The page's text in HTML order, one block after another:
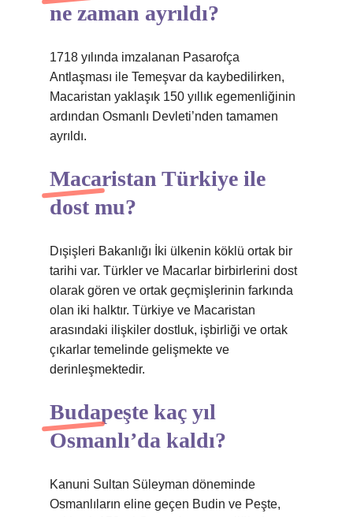
ne zaman ayrıldı?
1718 yılında imzalanan Pasarofça
Antlaşması ile Temeşvar da kaybedilirken,
Macaristan yaklaşık 150 yıllık egemenliğinin
ardından Osmanlı Devleti’nden tamamen
ayrıldı.
Macaristan Türkiye ile
dost mu?
Dışişleri Bakanlığı İki ülkenin köklü ortak bir
tarihi var. Türkler ve Macarlar birbirlerini dost
olarak gören ve ortak geçmişlerinin farkında
olan iki halktır. Türkiye ve Macaristan
arasındaki ilişkiler dostluk, işbirliği ve ortak
çıkarlar temelinde gelişmekte ve
derinleşmektedir.
Budapeşte kaç yıl
Osmanlı’da kaldı?
Kanuni Sultan Süleyman döneminde
Osmanlıların eline geçen Budin ve Peşte,